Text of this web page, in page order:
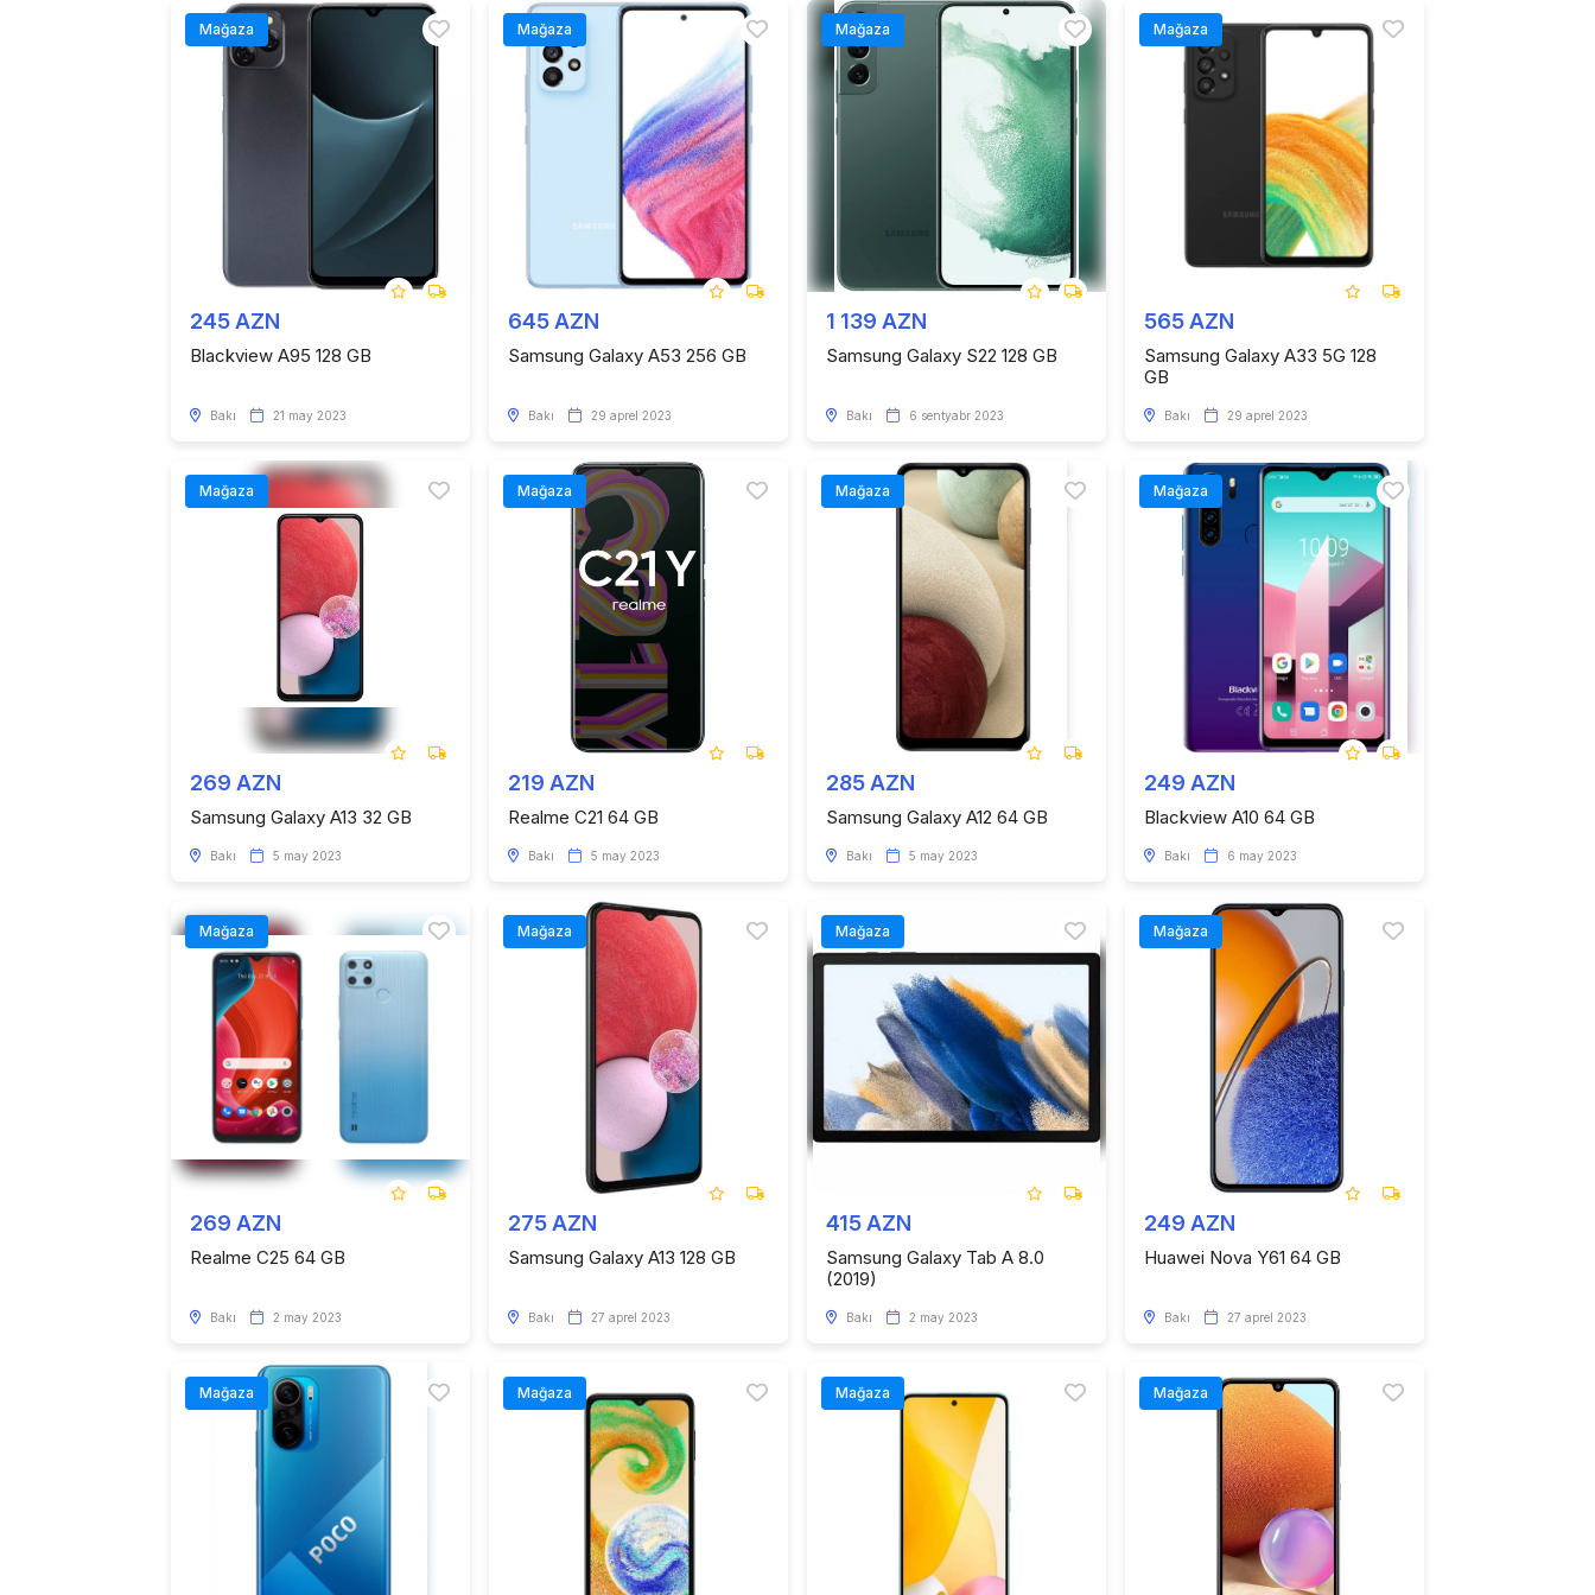
Mağaza
245 AZN
Blackview A95 128 GB
Bakı 21 may 2023
Mağaza
645 AZN
Samsung Galaxy A53 256 GB
Bakı 29 aprel 2023
Mağaza
1 139 AZN
Samsung Galaxy S22 128 GB
Bakı 6 sentyabr 2023
Mağaza
565 AZN
Samsung Galaxy A33 5G 128
GB
Bakı 29 aprel 2023
Mağaza
269 AZN
Samsung Galaxy A13 32 GB
Bakı 5 may 2023
Mağaza
219 AZN
Realme C21 64 GB
Bakı 5 may 2023
Mağaza
285 AZN
Samsung Galaxy A12 64 GB
Bakı 5 may 2023
Mağaza
249 AZN
Blackview A10 64 GB
Bakı 6 may 2023
Mağaza
269 AZN
Realme C25 64 GB
Bakı 2 may 2023
Mağaza
275 AZN
Samsung Galaxy A13 128 GB
Bakı 27 aprel 2023
Mağaza
415 AZN
Samsung Galaxy Tab A 8.0
(2019)
Bakı 2 may 2023
Mağaza
249 AZN
Huawei Nova Y61 64 GB
Bakı 27 aprel 2023
Mağaza Mağaza Mağaza Mağaza